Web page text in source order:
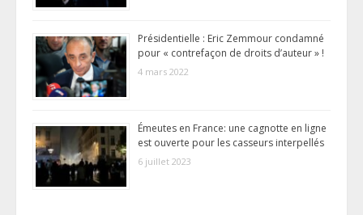
Présidentielle : Eric Zemmour condamné
pour « contrefaçon de droits d’auteur » !
4 mars 2022
Émeutes en France: une cagnotte en ligne
est ouverte pour les casseurs interpellés
6 juillet 2023